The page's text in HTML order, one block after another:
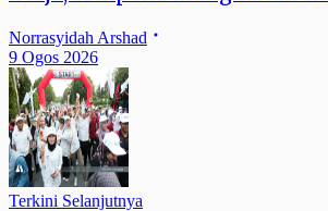
Norrasyidah Arshad
9 Ogos 2026
Terkini Selanjutnya